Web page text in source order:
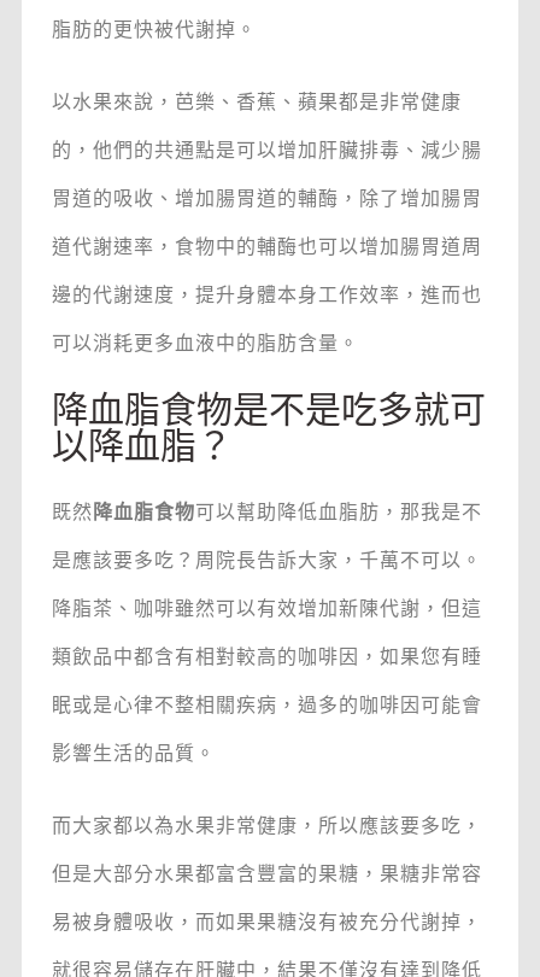
脂肪的更快被代謝掉。
以水果來說，芭樂、香蕉、蘋果都是非常健康
的，他們的共通點是可以增加肝臟排毒、減少腸
胃道的吸收、增加腸胃道的輔酶，除了增加腸胃
道代謝速率，食物中的輔酶也可以增加腸胃道周
邊的代謝速度，提升身體本身工作效率，進而也
可以消耗更多血液中的脂肪含量。
降血脂食物是不是吃多就可
以降血脂？
既然 降血脂食物可以幫助降低血脂肪，那我是不
是應該要多吃？周院長告訴大家，千萬不可以。
降脂茶、咖啡雖然可以有效增加新陳代謝，但這
類飲品中都含有相對較高的咖啡因，如果您有睡
眠或是心律不整相關疾病，過多的咖啡因可能會
影響生活的品質。
而大家都以為水果非常健康，所以應該要多吃，
但是大部分水果都富含豐富的果糖，果糖非常容
易被身體吸收，而如果果糖沒有被充分代謝掉，
就很容易儲存在肝臟中，結果不僅沒有達到降低